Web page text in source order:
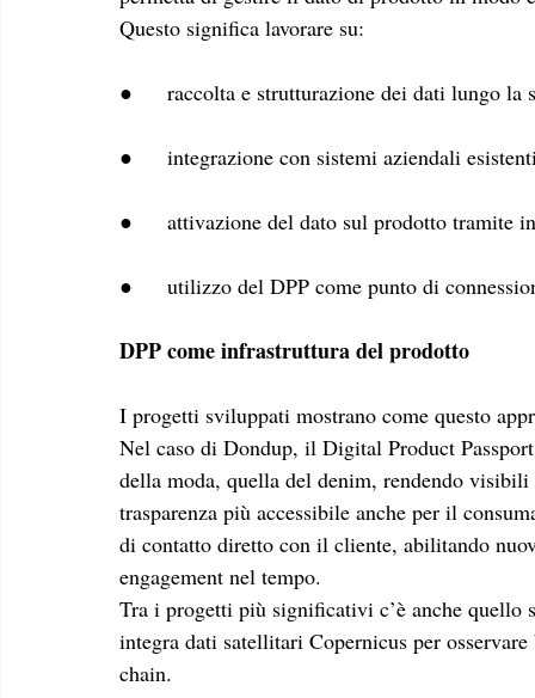
Questo significa lavorare su:
●	raccolta e strutturazione dei dati lungo la
●	integrazione con sistemi aziendali
●	attivazione del dato sul prodotto tramite
●	utilizzo del DPP come punto di
DPP come infrastruttura del prodotto
I progetti sviluppati mostrano come questo
Nel caso di Dondup, il Digital Product
della moda, quella del denim, rendendo
trasparenza più accessibile anche per il
di contatto diretto con il cliente, abilitando
engagement nel tempo.
Tra i progetti più significativi c’è anche
integra dati satellitari Copernicus per
chain.